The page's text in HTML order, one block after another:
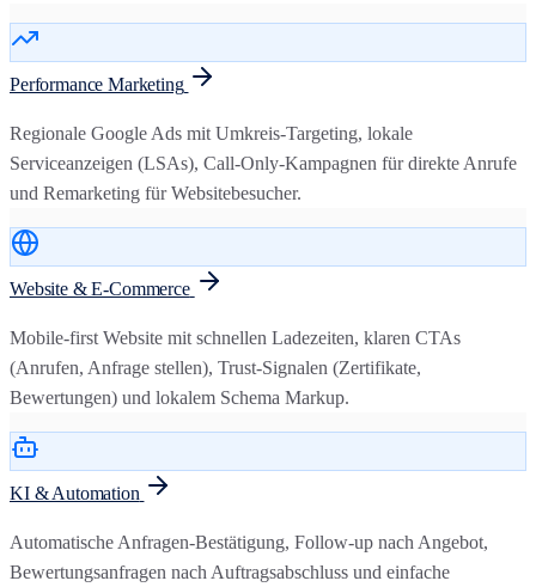
Performance Marketing
Regionale Google Ads mit Umkreis-Targeting, lokale
Serviceanzeigen (LSAs), Call-Only-Kampagnen für direkte Anrufe
und Remarketing für Websitebesucher.
Website & E-Commerce
Mobile-first Website mit schnellen Ladezeiten, klaren CTAs
(Anrufen, Anfrage stellen), Trust-Signalen (Zertifikate,
Bewertungen) und lokalem Schema Markup.
KI & Automation
Automatische Anfragen-Bestätigung, Follow-up nach Angebot,
Bewertungsanfragen nach Auftragsabschluss und einfache